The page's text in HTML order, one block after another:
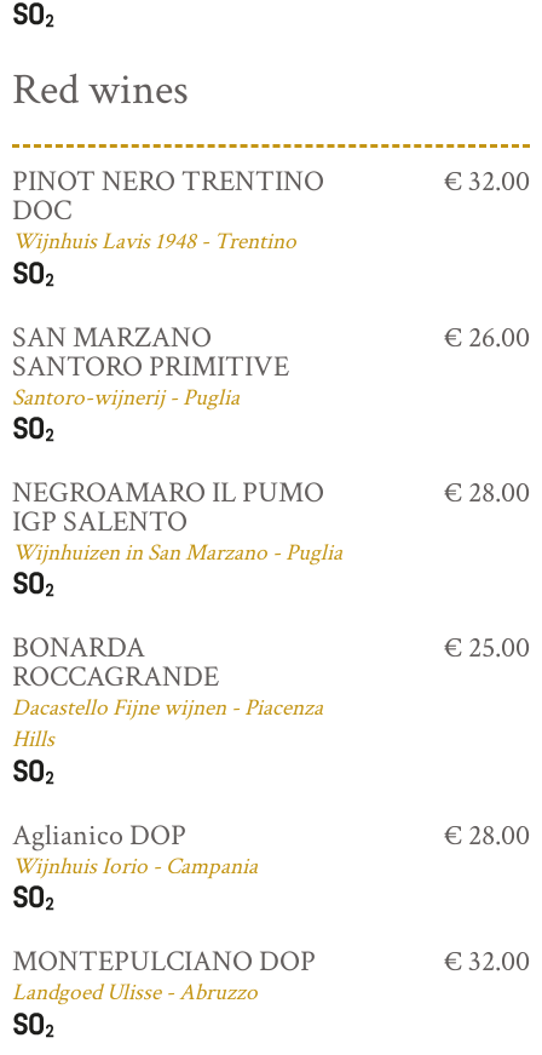
Red wines
PINOT NERO TRENTINO
DOC
Wijnhuis Lavis 1948 - Trentino
€ 32.00
SAN MARZANO
SANTORO PRIMITIVE
Santoro-wijnerij - Puglia
€ 26.00
NEGROAMARO IL PUMO
IGP SALENTO
Wijnhuizen in San Marzano - Puglia
€ 28.00
BONARDA
ROCCAGRANDE
Dacastello Fijne wijnen - Piacenza
Hills
€ 25.00
Aglianico DOP
Wijnhuis Iorio - Campania
€ 28.00
MONTEPULCIANO DOP
Landgoed Ulisse - Abruzzo
€ 32.00